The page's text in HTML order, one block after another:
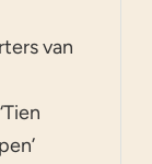
van